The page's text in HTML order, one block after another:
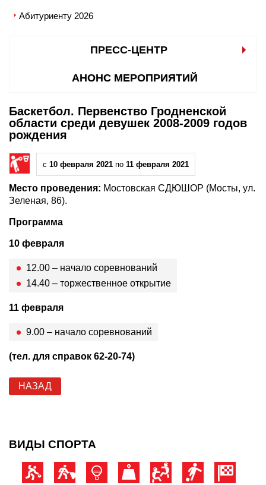
Абитуриенту 2026
ПРЕСС-ЦЕНТР
АНОНС МЕРОПРИЯТИЙ
Баскетбол. Первенство Гродненской
области среди девушек 2008-2009 годов
рождения
с 10 февраля 2021 по 11 февраля 2021
Место проведения: Мостовская СДЮШОР (Мосты, ул.
Зеленая, 86).
Программа
10 февраля
12.00 – начало соревнований
14.40 – торжественное открытие
11 февраля
9.00 – начало соревнований
(тел. для справок 62-20-74)
НАЗАД
ВИДЫ СПОРТА